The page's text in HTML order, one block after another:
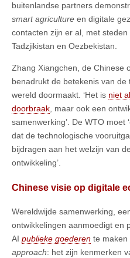
buitenlandse partners
smart agriculture en digitale
contacten zijn er al, met steden
Tadzjikistan en Oezbekistan.
Zhang Xiangchen, de Chinese
benadrukt de betekenis van
wereld doormaakt. ‘Het is niet
doorbraak, maar ook een
samenwerking’. De WTO moet
dat de technologische
bijdragen aan het welzijn van
ontwikkeling’.
Chinese visie op digitale
Wereldwijde samenwerking,
ontwikkelingen aanmoedigt en
AI publieke goederen te maken
approach: het zijn kenmerken